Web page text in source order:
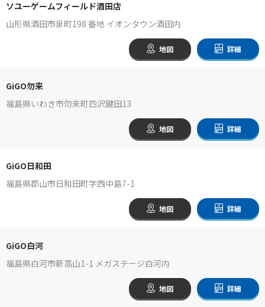
ソユーゲームフィールド酒田店
山形県酒田市泉町198 番地 イオンタウン酒田内
地図 詳細
GiGO勿来
福島県いわき市勿来町四沢鍵田13
地図 詳細
GiGO日和田
福島県郡山市日和田町字西中島7-1
地図 詳細
GiGO白河
福島県白河市新高山1-1 メガステージ白河内
地図 詳細